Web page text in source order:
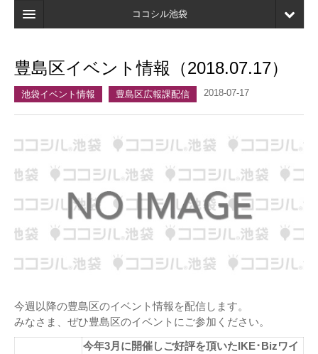
ココシル池袋
検索
店舗・施設最新情報
豊島区イベント情報（2018.07.17）
池袋イベント情報 豊島区広報課配信 2018-07-17
今週以降の豊島区のイベント情報を配信します。
みなさま、ぜひ豊島区のイベントにご参加ください。
今年3月に開催しご好評を頂いたIKE･Bizワイ